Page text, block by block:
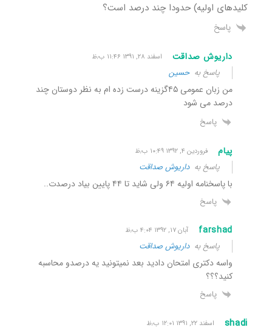
کلیدهای اولیه) حدودا چند درصد است؟
پاسخ
داریوش صداقت اسفند ۲۸, ۱۳۹۱ ۱۱:۴۶ ب٫ظ
پاسخ بهحسین
من زبان عمومی ۴۵گزینه درست زده ام به نظر دوستان چند
درصد می شود
پاسخ
پیام فروردین ۴, ۱۳۹۲ ۱۰:۴۹ ب٫ظ
پاسخ بهداریوش صداقت
با پاسخنامه اولیه ۶۴ ولی شاید تا ۴۴ پایین بیاد درصدت..
پاسخ
farshad آبان ۱۷, ۱۳۹۲ ۴:۰۴ ب٫ظ
پاسخ بهداریوش صداقت
واسه دکتری امتحان دادید بعد نمیتونید یه درصدو محاسبه
کنید؟؟؟
پاسخ
shadi اسفند ۲۲, ۱۳۹۱ ۱۲:۰۱ ب٫ظ